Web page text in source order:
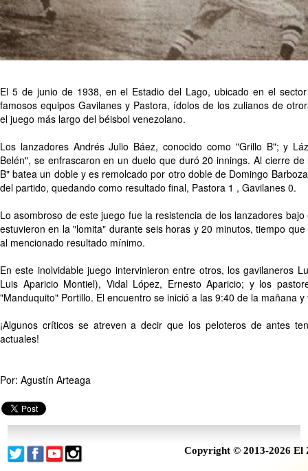
El 5 de junio de 1938, en el Estadio del Lago, ubicado en el
famosos equipos Gavilanes y Pastora, ídolos de los zulianos de
el juego más largo del béisbol venezolano.
Los lanzadores Andrés Julio Báez, conocido como "Grillo B"; y
Belén", se enfrascaron en un duelo que duró 20 innings. Al cierre
B" batea un doble y es remolcado por otro doble de Domingo
del partido, quedando como resultado final, Pastora 1 , Gavilanes 0.
Lo asombroso de este juego fue la resistencia de los lanzadores
estuvieron en la "lomita" durante seis horas y 20 minutos, tiempo
al mencionado resultado mínimo.
En este inolvidable juego intervinieron entre otros, los gavilaneros
Luis Aparicio Montiel), Vidal López, Ernesto Aparicio; y los
"Manduquito" Portillo. El encuentro se inició a las 9:40 de la mañana
¡Algunos críticos se atreven a decir que los peloteros de antes
actuales!
Por: Agustín Arteaga
Copyright © 2013-2026 El